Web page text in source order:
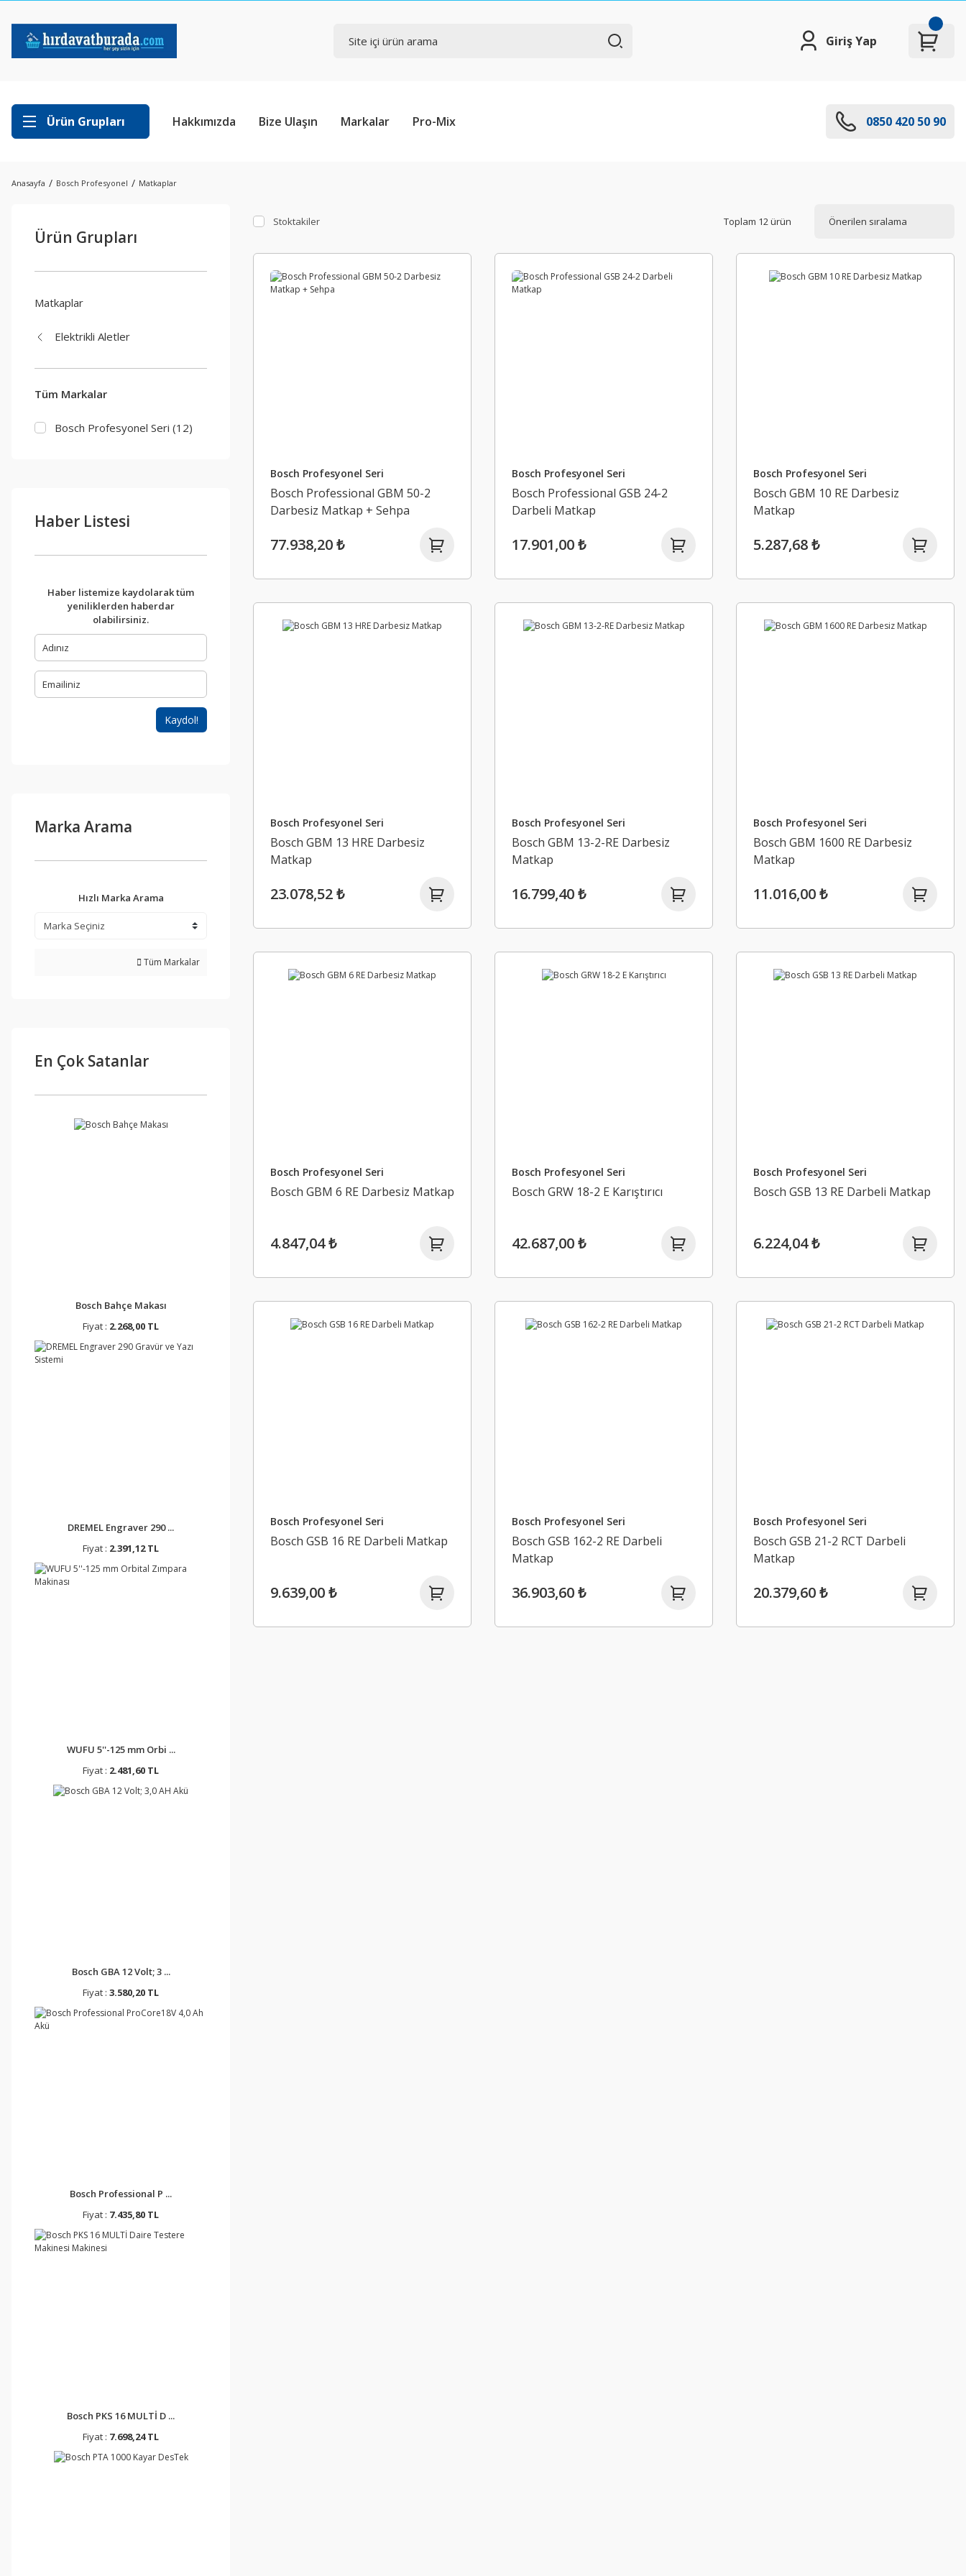
Giriş Yap
Ürün Grupları Hakkımızda Bize Ulaşın Markalar Pro-Mix 0850 420 50 90
Anasayfa Bosch Profesyonel Matkaplar
Ürün Grupları
Matkaplar
Elektrikli Aletler
Tüm Markalar
Bosch Profesyonel Seri (12)
Haber Listesi
Haber listemize kaydolarak tüm
yeniliklerden haberdar
olabilirsiniz.
Kaydol!
Marka Arama
Hızlı Marka Arama
Tüm Markalar
En Çok Satanlar
Bosch Bahçe Makası
Fiyat : 2.268,00 TL
DREMEL Engraver 290 ...
Fiyat : 2.391,12 TL
WUFU 5''-125 mm Orbi ...
Fiyat : 2.481,60 TL
Bosch GBA 12 Volt; 3 ...
Fiyat : 3.580,20 TL
Bosch Professional P ...
Fiyat : 7.435,80 TL
Bosch PKS 16 MULTİ D ...
Fiyat : 7.698,24 TL
Stoktakiler Toplam 12 ürün
Bosch Profesyonel Seri
Bosch Professional GBM 50-2
Darbesiz Matkap + Sehpa
77.938,20 ₺
Bosch Profesyonel Seri
Bosch Professional GSB 24-2
Darbeli Matkap
17.901,00 ₺
Bosch Profesyonel Seri
Bosch GBM 10 RE Darbesiz
Matkap
5.287,68 ₺
Bosch Profesyonel Seri
Bosch GBM 13 HRE Darbesiz
Matkap
23.078,52 ₺
Bosch Profesyonel Seri
Bosch GBM 13-2-RE Darbesiz
Matkap
16.799,40 ₺
Bosch Profesyonel Seri
Bosch GBM 1600 RE Darbesiz
Matkap
11.016,00 ₺
Bosch Profesyonel Seri
Bosch GBM 6 RE Darbesiz Matkap
4.847,04 ₺
Bosch Profesyonel Seri
Bosch GRW 18-2 E Karıştırıcı
42.687,00 ₺
Bosch Profesyonel Seri
Bosch GSB 13 RE Darbeli Matkap
6.224,04 ₺
Bosch Profesyonel Seri
Bosch GSB 16 RE Darbeli Matkap
9.639,00 ₺
Bosch Profesyonel Seri
Bosch GSB 162-2 RE Darbeli
Matkap
36.903,60 ₺
Bosch Profesyonel Seri
Bosch GSB 21-2 RCT Darbeli
Matkap
20.379,60 ₺